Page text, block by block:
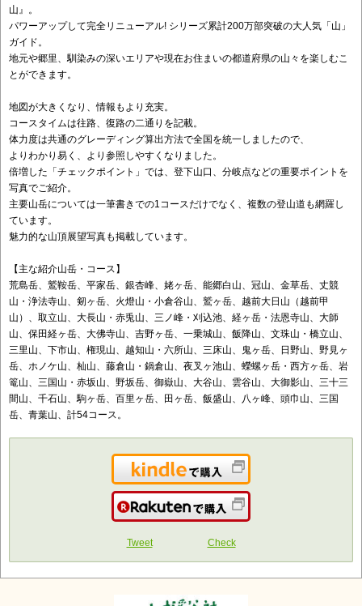
山』。
パワーアップして完全リニューアル! シリーズ累計200万部突破の大人気「山」
ガイド。
地元や郷里、馴染みの深いエリアや現在お住まいの都道府県の山々を楽しむこ
とができます。
地図が大きくなり、情報もより充実。
コースタイムは往路、復路の二通りを記載。
体力度は共通のグレーディング算出方法で全国を統一しましたので、
よりわかり易く、より参照しやすくなりました。
倍増した「チェックポイント」では、登下山口、分岐点などの重要ポイントを
写真でご紹介。
主要山岳については一筆書きでの1コースだけでなく、複数の登山道も網羅し
ています。
魅力的な山頂展望写真も掲載しています。
【主な紹介山岳・コース】
荒島岳、鷲鞍岳、平家岳、銀杏峰、姥ヶ岳、能郷白山、冠山、金草岳、丈競
山・浄法寺山、剱ヶ岳、火燈山・小倉谷山、鷲ヶ岳、越前大日山（越前甲
山）、取立山、大長山・赤兎山、三ノ峰・刈込池、経ヶ岳・法恩寺山、大師
山、保田経ヶ岳、大佛寺山、吉野ヶ岳、一乗城山、飯降山、文珠山・橋立山、
三里山、下市山、権現山、越知山・六所山、三床山、鬼ヶ岳、日野山、野見ヶ
岳、ホノケ山、杣山、藤倉山・鍋倉山、夜叉ヶ池山、蠑螺ヶ岳・西方ヶ岳、岩
篭山、三国山・赤坂山、野坂岳、御嶽山、大谷山、雲谷山、大御影山、三十三
間山、千石山、駒ヶ岳、百里ヶ岳、田ヶ岳、飯盛山、八ヶ峰、頭巾山、三国
岳、青葉山、計54コース。
Kindleで購入
楽天で購入
Tweet Check